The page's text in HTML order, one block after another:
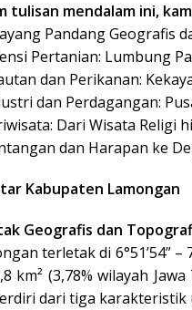
tulisan mendalam ini,
Pandang Geografis
Pertanian: Lumbung
dan Perikanan:
dan Perdagangan:
Dari Wisata Religi
dan Harapan ke
Kabupaten Lamongan
Geografis dan
terletak di 6°51’54” –
km² (3,78% wilayah
dari tiga karakteristik